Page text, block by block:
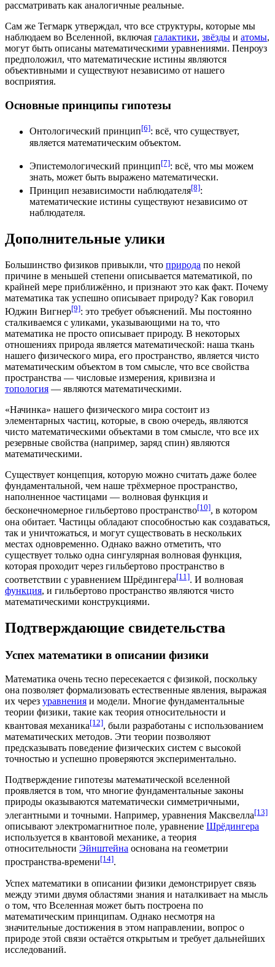
рассматривать как аналогичные реальные.
Сам же Тегмарк утверждал, что все структуры, которые мы
наблюдаем во Вселенной, включая галактики, звёзды и атомы,
могут быть описаны математическими уравнениями. Пенроуз
предположил, что математические истины являются
объективными и существуют независимо от нашего
восприятия.
Основные принципы гипотезы
Онтологический принцип[6]: всё, что существует,
является математическим объектом.
Эпистемологический принцип[7]: всё, что мы можем
знать, может быть выражено математически.
Принцип независимости наблюдателя[8]:
математические истины существуют независимо от
наблюдателя.
Дополнительные улики
Большинство физиков привыкли, что природа по некой
причине в меньшей степени описывается математикой, по
крайней мере приближённо, и признают это как факт. Почему
математика так успешно описывает природу? Как говорил
Юджин Вигнер[9]: это требует объяснений. Мы постоянно
сталкиваемся с уликами, указывающими на то, что
математика не просто описывает природу. В некоторых
отношениях природа является математической: наша ткань
нашего физического мира, его пространство, является чисто
математическим объектом в том смысле, что все свойства
пространства — числовые измерения, кривизна и
топология — являются математическими.
«Начинка» нашего физического мира состоит из
элементарных частиц, которые, в свою очередь, являются
чисто математическими объектами в том смысле, что все их
резервные свойства (например, заряд спин) являются
математическими.
Существует концепция, которую можно считать даже более
фундаментальной, чем наше трёхмерное пространство,
наполненное частицами — волновая функция и
бесконечномерное гильбертово пространство[10], в котором
она обитает. Частицы обладают способностью как создаваться,
так и уничтожаться, и могут существовать в нескольких
местах одновременно. Однако важно отметить, что
существует только одна сингулярная волновая функция,
которая проходит через гильбертово пространство в
соответствии с уравнением Шрёдингера[11]. И волновая
функция, и гильбертово пространство являются чисто
математическими конструкциями.
Подтверждающие свидетельства
Успех математики в описании физики
Математика очень тесно пересекается с физикой, поскольку
она позволяет формализовать естественные явления, выражая
их через уравнения и модели. Многие фундаментальные
теории физики, такие как теория относительности и
квантовая механика[12], были разработаны с использованием
математических методов. Эти теории позволяют
предсказывать поведение физических систем с высокой
точностью и успешно проверяются экспериментально.
Подтверждение гипотезы математической вселенной
проявляется в том, что многие фундаментальные законы
природы оказываются математически симметричными,
элегантными и точными. Например, уравнения Максвелла[13]
описывают электромагнитное поле, уравнение Шрёдингера
используется в квантовой механике, а теория
относительности Эйнштейна основана на геометрии
пространства-времени[14].
Успех математики в описании физики демонстрирует связь
между этими двумя областями знания и наталкивает на мысль
о том, что Вселенная может быть построена по
математическим принципам. Однако несмотря на
значительные достижения в этом направлении, вопрос о
природе этой связи остаётся открытым и требует дальнейших
исследований.